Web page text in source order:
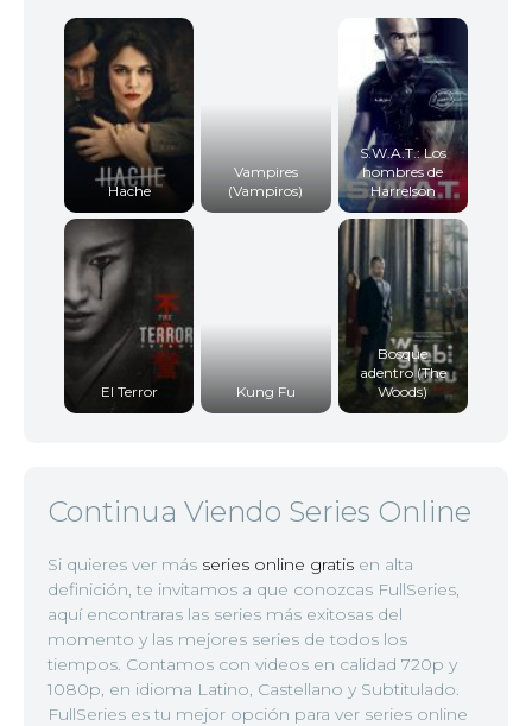
Hache
Vampires
(Vampiros)
S.W.A.T.: Los
hombres de
Harrelson
El Terror Kung Fu
Bosque
adentro (The
Woods)
Continua Viendo Series Online
Si quieres ver más series online gratis en alta
definición, te invitamos a que conozcas FullSeries,
aquí encontraras las series más exitosas del
momento y las mejores series de todos los
tiempos. Contamos con videos en calidad 720p y
1080p, en idioma Latino, Castellano y Subtitulado.
FullSeries es tu mejor opción para ver series online